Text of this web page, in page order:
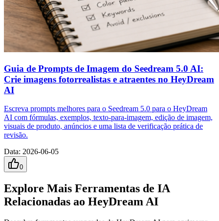
Guia de Prompts de Imagem do Seedream 5.0 AI:
Crie imagens fotorrealistas e atraentes no HeyDream
AI
Escreva prompts melhores para o Seedream 5.0 para o HeyDream
AI com fórmulas, exemplos, texto-para-imagem, edição de imagem,
visuais de produto, anúncios e uma lista de verificação prática de
revisão.
Data: 2026-06-05
0
Explore Mais Ferramentas de IA
Relacionadas ao HeyDream AI